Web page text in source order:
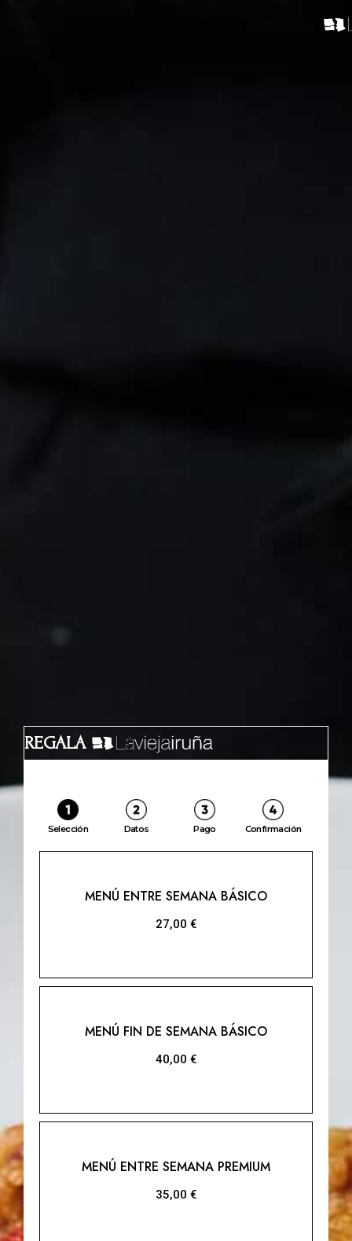
REGALA
Selección Datos Pago Confirmación
MENÚ ENTRE SEMANA BÁSICO
27,00 €
MENÚ FIN DE SEMANA BÁSICO
40,00 €
MENÚ ENTRE SEMANA PREMIUM
35,00 €